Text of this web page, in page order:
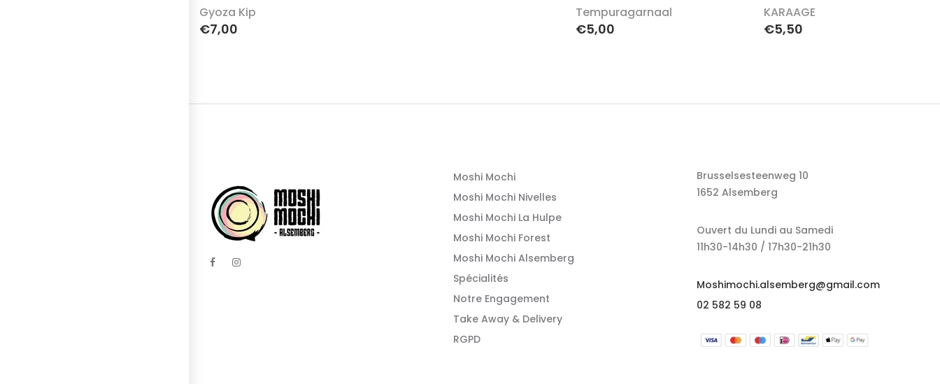
Gyoza Kip
€7,00
Tempuragarnaal
€5,00
KARAAGE
€5,50
Moshi Mochi
Moshi Mochi Nivelles
Moshi Mochi La Hulpe
Moshi Mochi Forest
Moshi Mochi Alsemberg
Spécialités
Notre Engagement
Take Away & Delivery
RGPD
Brusselsesteenweg 10
1652 Alsemberg
Ouvert du Lundi au Samedi
11h30-14h30 / 17h30-21h30
Moshimochi.alsemberg@gmail.com
02 582 59 08